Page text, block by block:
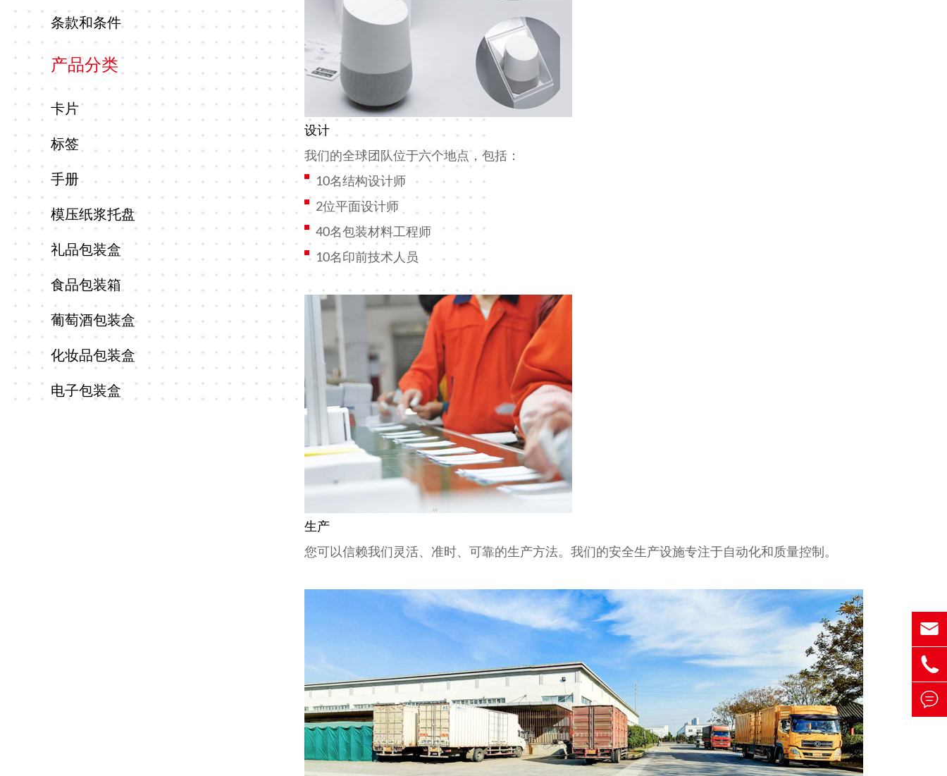
浆
托
礼
包
盒
品
包
装
箱
萄
包
条款和条件
产品分类
卡片
标签
手册
模压纸浆托盘
礼品包装盒
食品包装箱
葡萄酒包装盒
化妆品包装盒
电子包装盒
设计
我们的全球团队位于六个地点，包括：
10名结构设计师
2位平面设计师
40名包装材料工程师
10名印前技术人员
生产
您可以信赖我们灵活、准时、可靠的生产方法。我们的安全生产设施专注于自动化和质量控制。


